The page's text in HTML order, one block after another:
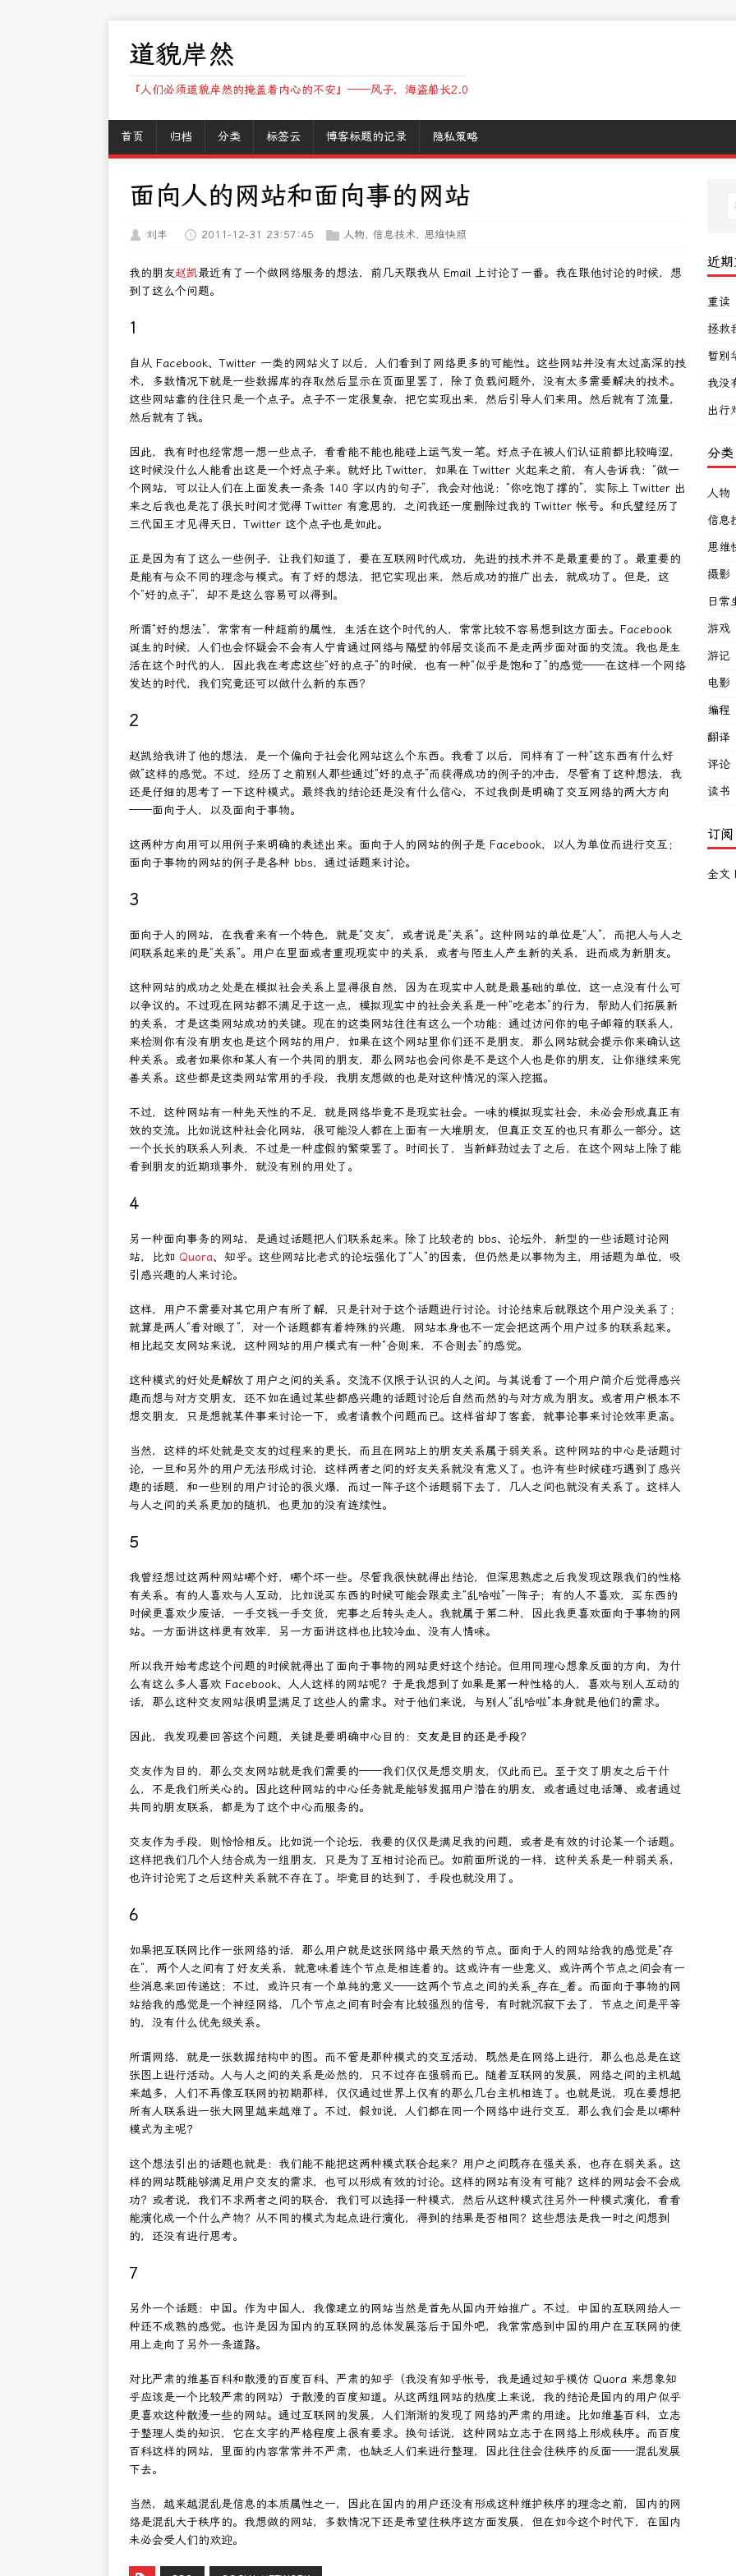
道貌岸然
『人们必须道貌岸然的掩盖着内心的不安』——风子，海盗船长2.0
首页 归档 分类 标签云 博客标题的记录 隐私策略
面向人的网站和面向事的网站
刘丰 2011-12-31 23:57:45 人物 , 信息技术, 思维快照
我的朋友赵凯最近有了一个做网络服务的想法，前几天跟我从 Email 上讨论了一番。我在跟他讨论的时候，想
到了这么个问题。
1
自从 Facebook、Twitter 一类的网站火了以后，人们看到了网络更多的可能性。这些网站并没有太过高深的技
术，多数情况下就是一些数据库的存取然后显示在页面里罢了，除了负载问题外，没有太多需要解决的技术。
这些网站靠的往往只是一个点子。点子不一定很复杂，把它实现出来，然后引导人们来用。然后就有了流量，
然后就有了钱。
因此，我有时也经常想一想一些点子，看看能不能也能碰上运气发一笔。好点子在被人们认证前都比较晦涩，
这时候没什么人能看出这是一个好点子来。就好比 Twitter，如果在 Twitter 火起来之前，有人告诉我：“做一
个网站，可以让人们在上面发表一条条 140 字以内的句子”，我会对他说：“你吃饱了撑的”，实际上 Twitter 出
来之后我也是花了很长时间才觉得 Twitter 有意思的，之间我还一度删除过我的 Twitter 帐号。和氏璧经历了
三代国王才见得天日，Twitter 这个点子也是如此。
正是因为有了这么一些例子，让我们知道了，要在互联网时代成功，先进的技术并不是最重要的了。最重要的
是能有与众不同的理念与模式。有了好的想法，把它实现出来，然后成功的推广出去，就成功了。但是，这
个“好的点子”，却不是这么容易可以得到。
所谓“好的想法”，常常有一种超前的属性，生活在这个时代的人，常常比较不容易想到这方面去。Facebook
诞生的时候，人们也会怀疑会不会有人宁肯通过网络与隔壁的邻居交谈而不是走两步面对面的交流。我也是生
活在这个时代的人，因此我在考虑这些“好的点子”的时候，也有一种“似乎是饱和了”的感觉——在这样一个网络
发达的时代，我们究竟还可以做什么新的东西？
2
赵凯给我讲了他的想法，是一个偏向于社会化网站这么个东西。我看了以后，同样有了一种“这东西有什么好
做”这样的感觉。不过，经历了之前别人那些通过“好的点子”而获得成功的例子的冲击，尽管有了这种想法，我
还是仔细的思考了一下这种模式。最终我的结论还是没有什么信心，不过我倒是明确了交互网络的两大方向
——面向于人，以及面向于事物。
这两种方向用可以用例子来明确的表述出来。面向于人的网站的例子是 Facebook，以人为单位而进行交互；
面向于事物的网站的例子是各种 bbs，通过话题来讨论。
3
面向于人的网站，在我看来有一个特色，就是“交友”，或者说是“关系”。这种网站的单位是“人”，而把人与人之
间联系起来的是“关系”。用户在里面或者重现现实中的关系，或者与陌生人产生新的关系，进而成为新朋友。
这种网站的成功之处是在模拟社会关系上显得很自然，因为在现实中人就是最基础的单位，这一点没有什么可
以争议的。不过现在网站都不满足于这一点，模拟现实中的社会关系是一种“吃老本”的行为，帮助人们拓展新
的关系，才是这类网站成功的关键。现在的这类网站往往有这么一个功能：通过访问你的电子邮箱的联系人，
来检测你有没有朋友也是这个网站的用户，如果在这个网站里你们还不是朋友，那么网站就会提示你来确认这
种关系。或者如果你和某人有一个共同的朋友，那么网站也会问你是不是这个人也是你的朋友，让你继续来完
善关系。这些都是这类网站常用的手段，我朋友想做的也是对这种情况的深入挖掘。
不过，这种网站有一种先天性的不足，就是网络毕竟不是现实社会。一味的模拟现实社会，未必会形成真正有
效的交流。比如说这种社会化网站，很可能没人都在上面有一大堆朋友，但真正交互的也只有那么一部分。这
一个长长的联系人列表，不过是一种虚假的繁荣罢了。时间长了，当新鲜劲过去了之后，在这个网站上除了能
看到朋友的近期琐事外，就没有别的用处了。
4
另一种面向事务的网站，是通过话题把人们联系起来。除了比较老的 bbs、论坛外，新型的一些话题讨论网
站，比如 Quora、知乎。这些网站比老式的论坛强化了“人”的因素，但仍然是以事物为主，用话题为单位，吸
引感兴趣的人来讨论。
这样，用户不需要对其它用户有所了解，只是针对于这个话题进行讨论。讨论结束后就跟这个用户没关系了；
就算是两人“看对眼了”，对一个话题都有着特殊的兴趣，网站本身也不一定会把这两个用户过多的联系起来。
相比起交友网站来说，这种网站的用户模式有一种“合则来，不合则去”的感觉。
这种模式的好处是解放了用户之间的关系。交流不仅限于认识的人之间。与其说看了一个用户简介后觉得感兴
趣而想与对方交朋友，还不如在通过某些都感兴趣的话题讨论后自然而然的与对方成为朋友。或者用户根本不
想交朋友，只是想就某件事来讨论一下，或者请教个问题而已。这样省却了客套，就事论事来讨论效率更高。
当然，这样的坏处就是交友的过程来的更长，而且在网站上的朋友关系属于弱关系。这种网站的中心是话题讨
论，一旦和另外的用户无法形成讨论，这样两者之间的好友关系就没有意义了。也许有些时候碰巧遇到了感兴
趣的话题，和一些别的用户讨论的很火爆，而过一阵子这个话题弱下去了，几人之间也就没有关系了。这样人
与人之间的关系更加的随机，也更加的没有连续性。
5
我曾经想过这两种网站哪个好，哪个坏一些。尽管我很快就得出结论，但深思熟虑之后我发现这跟我们的性格
有关系。有的人喜欢与人互动，比如说买东西的时候可能会跟卖主“乱哈啦”一阵子；有的人不喜欢，买东西的
时候更喜欢少废话，一手交钱一手交货，完事之后转头走人。我就属于第二种，因此我更喜欢面向于事物的网
站。一方面讲这样更有效率，另一方面讲这样也比较冷血、没有人情味。
所以我开始考虑这个问题的时候就得出了面向于事物的网站更好这个结论。但用同理心想象反面的方向，为什
么有这么多人喜欢 Facebook、人人这样的网站呢？于是我想到了如果是第一种性格的人，喜欢与别人互动的
话，那么这种交友网站很明显满足了这些人的需求。对于他们来说，与别人“乱哈啦”本身就是他们的需求。
因此，我发现要回答这个问题，关键是要明确中心目的： 交友是目的还是手段？
交友作为目的，那么交友网站就是我们需要的——我们仅仅是想交朋友，仅此而已。至于交了朋友之后干什
么，不是我们所关心的。因此这种网站的中心任务就是能够发掘用户潜在的朋友，或者通过电话簿、或者通过
共同的朋友联系，都是为了这个中心而服务的。
交友作为手段，则恰恰相反。比如说一个论坛，我要的仅仅是满足我的问题，或者是有效的讨论某一个话题。
这样把我们几个人结合成为一组朋友，只是为了互相讨论而已。如前面所说的一样，这种关系是一种弱关系，
也许讨论完了之后这种关系就不存在了。毕竟目的达到了，手段也就没用了。
6
如果把互联网比作一张网络的话，那么用户就是这张网络中最天然的节点。面向于人的网站给我的感觉是“存
在”，两个人之间有了好友关系，就意味着连个节点是相连着的。这或许有一些意义、或许两个节点之间会有一
些消息来回传递这；不过，或许只有一个单纯的意义——这两个节点之间的关系_存在_着。而面向于事物的网
站给我的感觉是一个神经网络，几个节点之间有时会有比较强烈的信号，有时就沉寂下去了，节点之间是平等
的，没有什么优先级关系。
所谓网络，就是一张数据结构中的图。而不管是那种模式的交互活动，既然是在网络上进行，那么也总是在这
张图上进行活动。人与人之间的关系是必然的，只不过存在强弱而已。随着互联网的发展，网络之间的主机越
来越多，人们不再像互联网的初期那样，仅仅通过世界上仅有的那么几台主机相连了。也就是说，现在要想把
所有人联系进一张大网里越来越难了。不过，假如说，人们都在同一个网络中进行交互，那么我们会是以哪种
模式为主呢？
这个想法引出的话题也就是：我们能不能把这两种模式联合起来？用户之间既存在强关系，也存在弱关系。这
样的网站既能够满足用户交友的需求，也可以形成有效的讨论。这样的网站有没有可能？这样的网站会不会成
功？或者说，我们不求两者之间的联合，我们可以选择一种模式，然后从这种模式往另外一种模式演化，看看
能演化成一个什么产物？从不同的模式为起点进行演化，得到的结果是否相同？这些想法是我一时之间想到
的，还没有进行思考。
7
另外一个话题：中国。作为中国人，我像建立的网站当然是首先从国内开始推广。不过，中国的互联网给人一
种还不成熟的感觉。也许是因为国内的互联网的总体发展落后于国外吧，我常常感到中国的用户在互联网的使
用上走向了另外一条道路。
对比严肃的维基百科和散漫的百度百科、严肃的知乎（我没有知乎帐号，我是通过知乎模仿 Quora 来想象知
乎应该是一个比较严肃的网站）于散漫的百度知道。从这两组网站的热度上来说，我的结论是国内的用户似乎
更喜欢这种散漫一些的网站。通过互联网的发展，人们渐渐的发现了网络的严肃的用途。比如维基百科，立志
于整理人类的知识，它在文字的严格程度上很有要求。换句话说，这种网站立志于在网络上形成秩序。而百度
百科这样的网站，里面的内容常常并不严肃，也缺乏人们来进行整理，因此往往会往秩序的反面——混乱发展
下去。
当然，越来越混乱是信息的本质属性之一，因此在国内的用户还没有形成这种维护秩序的理念之前，国内的网
络是混乱大于秩序的。我想做的网站，多数情况下还是希望往秩序这方面发展，但在如今这个时代下，在国内
未必会受人们的欢迎。
近
重读
拯救
暂别
我没
出行
分类
人物
信息
思维
摄影
日常
游戏
游记
电影
编程
翻译
评论
读书
订阅
全文